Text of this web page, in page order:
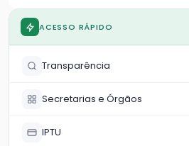
ACESSO RÁPIDO
Transparência
Secretarias e Órgãos
IPTU